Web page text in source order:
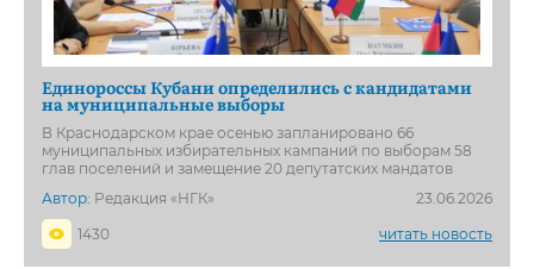
Единороссы Кубани определились с кандидатами
на муниципальные выборы
В Краснодарском крае осенью запланировано 66
муниципальных избирательных кампаний по выборам 58
глав поселений и замещение 20 депутатских мандатов
Автор: Редакция «НГК»
23.06.2026
1430
читать новость